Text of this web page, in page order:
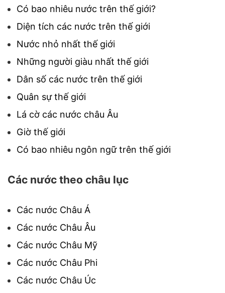
Có bao nhiêu nước trên thế giới?
Diện tích các nước trên thế giới
Nước nhỏ nhất thế giới
Những người giàu nhất thế giới
Dân số các nước trên thế giới
Quân sự thế giới
Lá cờ các nước châu Âu
Giờ thế giới
Có bao nhiêu ngôn ngữ trên thế giới
Các nước theo châu lục
Các nước Châu Á
Các nước Châu Âu
Các nước Châu Mỹ
Các nước Châu Phi
Các nước Châu Úc